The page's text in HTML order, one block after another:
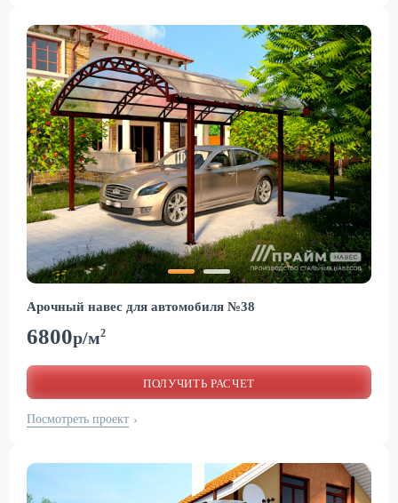
Арочный навес для автомобиля №38
6800р/м2
ПОЛУЧИТЬ РАСЧЕТ
Посмотреть проект ›